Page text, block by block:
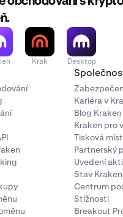
Krak Desktop
Kariéra v
Blog Kraken
Kraken pro
Tisková
Partnerský
Uvedení
Stav
Centrum
Stížnosti
Breakout